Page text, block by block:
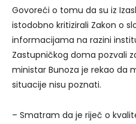
Govoreći o tomu da su iz
istodobno kritizirali Zakon o
informacijama na razini
Zastupničkog doma pozvali
ministar Bunoza je rekao da
situacije nisu poznati.
– Smatram da je riječ o